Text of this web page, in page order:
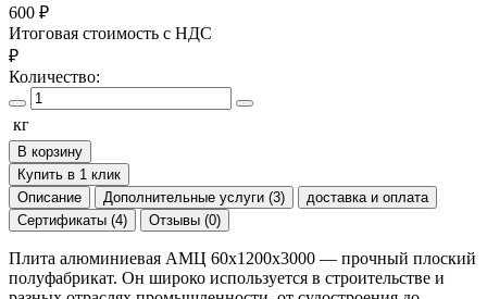
600 ₽
Итоговая стоимость с НДС
₽
Количество:
кг
В корзину
Купить в 1 клик
Описание
Дополнительные услуги (3)
доставка и оплата
Сертификаты (4)
Отзывы (0)
Плита алюминиевая АМЦ 60х1200х3000 — прочный плоский
полуфабрикат. Он широко используется в строительстве и